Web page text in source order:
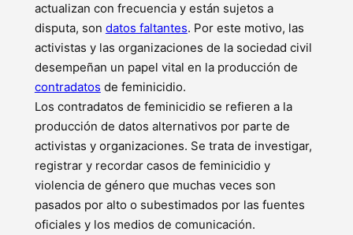
actualizan con frecuencia y están sujetos a
disputa, son datos faltantes. Por este motivo, las
activistas y las organizaciones de la sociedad civil
desempeñan un papel vital en la producción de
contradatos de feminicidio.
Los contradatos de feminicidio se refieren a la
producción de datos alternativos por parte de
activistas y organizaciones. ​Se trata de investigar,
registrar y recordar casos de feminicidio y
violencia de género que muchas veces son
pasados ​​por alto o subestimados por las fuentes
oficiales y los medios de comunicación. ​